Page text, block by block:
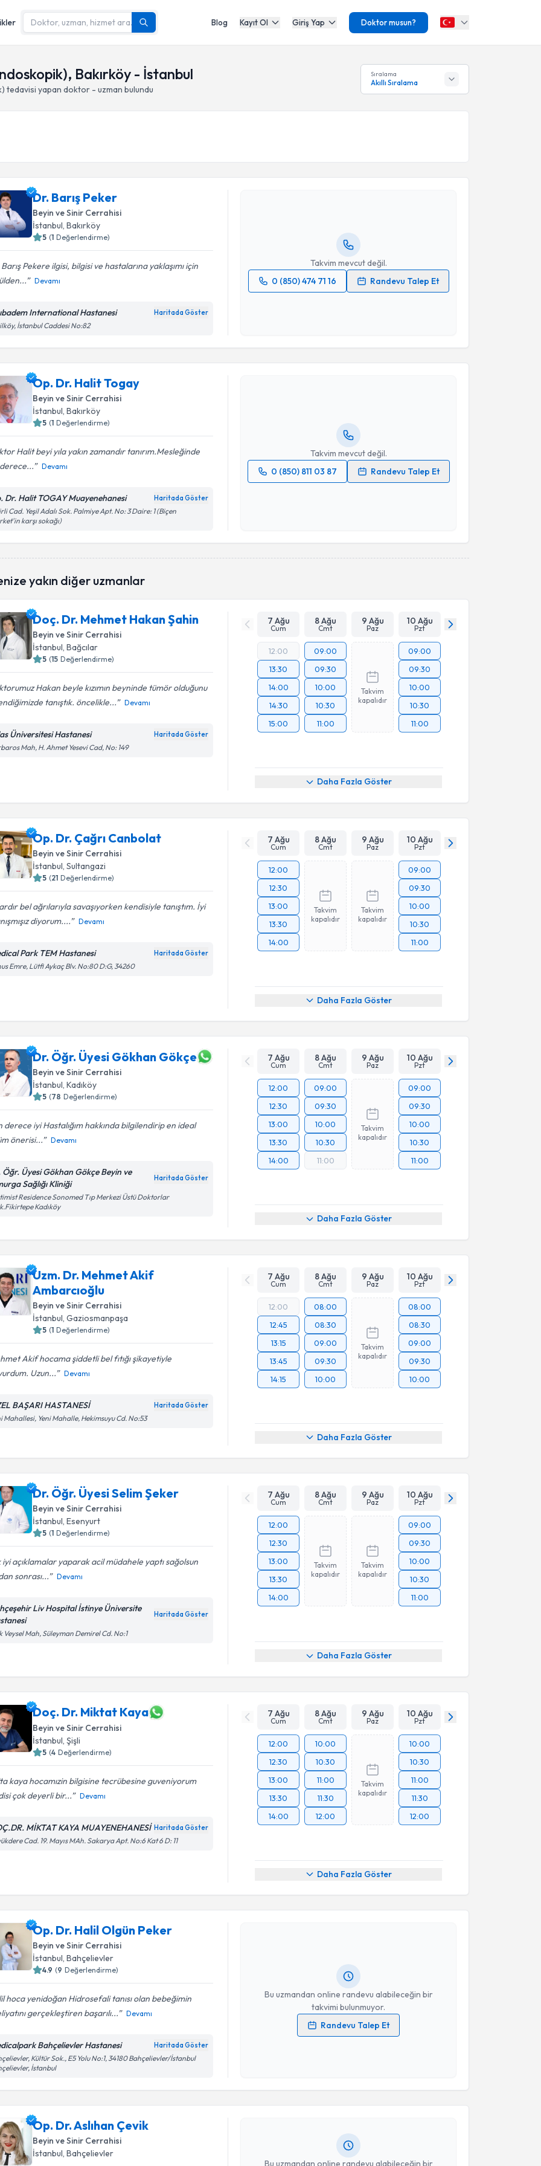
Blog Kayıt Ol Giriş Yap Doktor musun?
Bakırköy - İstanbul
tedavisi yapan doktor - uzman bulundu
Sıralama
Akıllı Sıralama
Dr. Barış Peker
Beyin ve Sinir Cerrahisi
İstanbul, Bakırköy
5 (1 Değerlendirme)
Pekere ilgisi, bilgisi ve hastalarına yaklaşımı için
Devamı
International Hastanesi Haritada Göster
İstanbul Caddesi No:82
Takvim mevcut değil.
0 (850) 474 71 16
Randevu Talep Et
Dr. Barış Peker
Takvim Talebini Gönder
Op. Dr. Halit Togay
Beyin ve Sinir Cerrahisi
İstanbul, Bakırköy
5 (1 Değerlendirme)
Halit beyi yıla yakın zamandır tanırım.Mesleğinde
Devamı
Dr. Halit TOGAY Muayenehanesi Haritada Göster
Cad. Yeşil Adalı Sok. Palmiye Apt. No: 3 Daire: 1 (Biçen
karşı sokağı)
Takvim mevcut değil.
0 (850) 811 03 87
Randevu Talep Et
yakın diğer uzmanlar
Doç. Dr. Mehmet Hakan Şahin
Beyin ve Sinir Cerrahisi
İstanbul, Bağcılar
5 (15 Değerlendirme)
Hakan beyle kızımın beyninde tümör olduğunu
tanıştık. öncelikle...
Devamı
Üniversitesi Hastanesi Haritada Göster
Mah, H. Ahmet Yesevi Cad, No: 149
7 Ağu
Cum
8 Ağu
Cmt
9 Ağu
Paz
10 Ağu
Pzt
12:00
13:30
14:00
14:30
15:00
09:00
09:30
10:00
10:30
11:00
Takvim
kapalıdır
09:00
09:30
10:00
10:30
11:00
Daha Fazla Göster
Op. Dr. Çağrı Canbolat
Beyin ve Sinir Cerrahisi
İstanbul , Sultangazi
5 (21 Değerlendirme)
bel ağrılarıyla savaşıyorken kendisiyle tanıştım. İyi
diyorum....
Devamı
Park TEM Hastanesi Haritada Göster
Emre, Lütfi Aykaç Blv. No:80 D:G, 34260
7 Ağu
Cum
8 Ağu
Cmt
9 Ağu
Paz
10 Ağu
Pzt
12:00
12:30
13:00
13:30
14:00
Takvim
kapalıdır
Takvim
kapalıdır
09:00
09:30
10:00
10:30
11:00
Daha Fazla Göster
Dr. Öğr. Üyesi Gökhan Gökçe
Beyin ve Sinir Cerrahisi
İstanbul, Kadıköy
5 (78 Değerlendirme)
derece iyi Hastalığım hakkında bilgilendirip en ideal
önerisi...
Devamı
Öğr. Üyesi Gökhan Gökçe Beyin ve
Sağlığı Kliniği
Haritada Göster
Residence Sonomed Tıp Merkezi Üstü Doktorlar
Kadıköy
7 Ağu
Cum
8 Ağu
Cmt
9 Ağu
Paz
10 Ağu
Pzt
12:00
12:30
13:00
13:30
14:00
09:00
09:30
10:00
10:30
11:00
Takvim
kapalıdır
09:00
09:30
10:00
10:30
11:00
Daha Fazla Göster
Uzm. Dr. Mehmet Akif
Ambarcıoğlu
Beyin ve Sinir Cerrahisi
İstanbul , Gaziosmanpaşa
5 (1 Değerlendirme)
Akif hocama şiddetli bel fıtığı şikayetiyle
Uzun...
Devamı
BAŞARI HASTANESİ Haritada Göster
Mahallesi, Yeni Mahalle, Hekimsuyu Cd. No:53
7 Ağu
Cum
8 Ağu
Cmt
9 Ağu
Paz
10 Ağu
Pzt
12:00
12:45
13:15
13:45
14:15
08:00
08:30
09:00
09:30
10:00
Takvim
kapalıdır
08:00
08:30
09:00
09:30
10:00
Daha Fazla Göster
Dr. Öğr. Üyesi Selim Şeker
Beyin ve Sinir Cerrahisi
İstanbul, Esenyurt
5 (1 Değerlendirme)
iyi açıklamalar yaparak acil müdahele yaptı sağolsun
sonrası...
Devamı
Liv Hospital İstinye Üniversite
Haritada Göster
Veysel Mah, Süleyman Demirel Cd. No:1
7 Ağu
Cum
8 Ağu
Cmt
9 Ağu
Paz
10 Ağu
Pzt
12:00
12:30
13:00
13:30
14:00
Takvim
kapalıdır
Takvim
kapalıdır
09:00
09:30
10:00
10:30
11:00
Daha Fazla Göster
Doç. Dr. Miktat Kaya
Beyin ve Sinir Cerrahisi
İstanbul , Şişli
5 (4 Değerlendirme)
kaya hocamızin bilgisine tecrübesine guveniyorum
çok deyerli bir...
Devamı
MİKTAT KAYA MUAYENEHANESİ Haritada Göster
Cad. 19. Mayıs MAh. Sakarya Apt. No:6 Kat 6 D: 11
7 Ağu
Cum
8 Ağu
Cmt
9 Ağu
Paz
10 Ağu
Pzt
12:00
12:30
13:00
13:30
14:00
10:00
10:30
11:00
11:30
12:00
Takvim
kapalıdır
10:00
10:30
11:00
11:30
12:00
Daha Fazla Göster
Op. Dr. Halil Olgün Peker
Beyin ve Sinir Cerrahisi
İstanbul, Bahçelievler
4.9 (9 Değerlendirme)
hoca yenidoğan Hidrosefali tanısı olan bebeğimin
gerçekleştiren başarılı...
Devamı
Bahçelievler Hastanesi Haritada Göster
Kültür Sok., E5 Yolu No:1, 34180 Bahçelievler/İstanbul
İstanbul
Bu uzmandan online randevu alabileceğin bir
takvimi bulunmuyor.
Randevu Talep Et
Kişisel verilerimin işlenmesine ilişkinAydınlatma Metni
Op. Dr. Aslıhan Çevik
Beyin ve Sinir Cerrahisi
İstanbul, Bahçelievler
Bu uzmandan online randevu alabileceğin bir